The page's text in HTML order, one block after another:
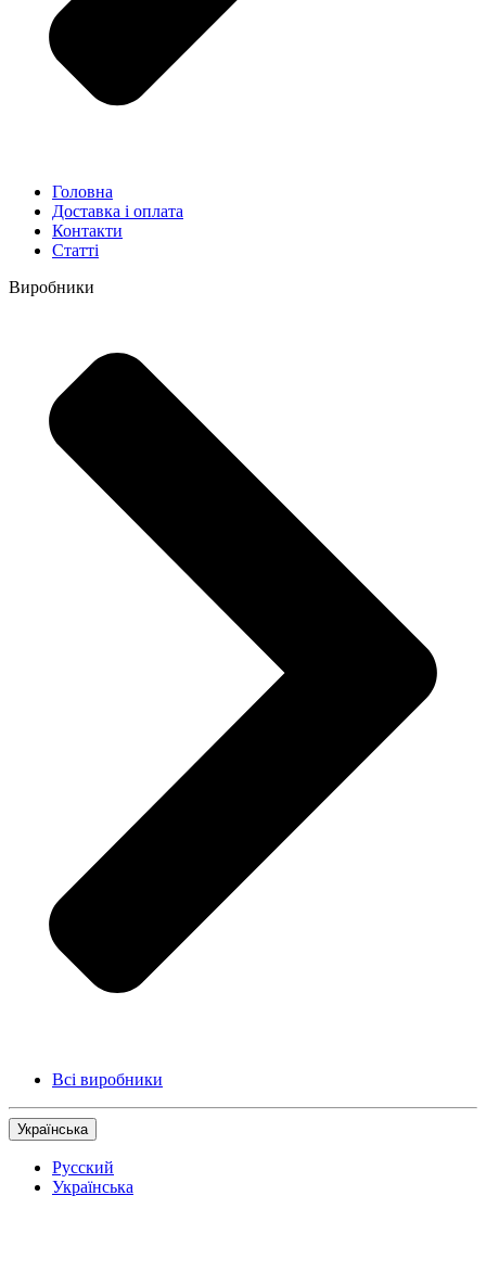
Головна
Доставка і оплата
Контакти
Статті
Виробники
Всі виробники
Українська
Русский
Українська